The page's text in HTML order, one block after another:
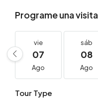
Programe una visita
vie
07
Ago
sáb
08
Ago
Tour Type